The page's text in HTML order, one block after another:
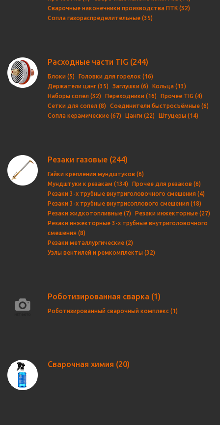
Сварочные наконечники производства ПТК (32)
Сопла газораспределительные (35)
Расходные части TIG (244)
Блоки (5)
Головки для горелок (16)
Держатели цанг (35)
Заглушки (6)
Кольца (13)
Наборы сопел (32)
Переходники (16)
Прочее TIG (4)
Сетки для сопел (8)
Соединители быстросъёмные (6)
Сопла керамические (67)
Цанги (22) Штуцеры (14)
Резаки газовые (244)
Гайки крепления мундштуков (6)
Мундштуки к резакам (134)
Прочее для резаков (6)
Резаки 3-х трубные внутриголовочного смешения (4)
Резаки 3-х трубные внутрисоплового смешения (18)
Резаки жидкотопливные (7)
Резаки инжекторные (27)
Резаки инжекторные 3-х трубные внутриголовочного
смешения (8)
Резаки металлургические (2)
Узлы вентилей и ремкомплекты (32)
Роботизированная сварка (1)
Роботизированный сварочный комплекс (1)
Сварочная химия (20)